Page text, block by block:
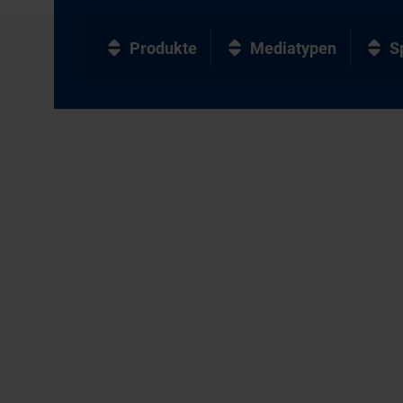
Produkte Mediatypen